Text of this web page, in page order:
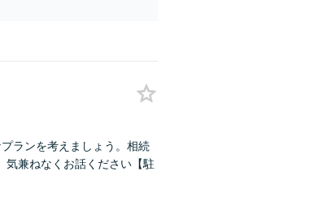
ランを考えましょう。相続
気兼ねなくお話ください【駐